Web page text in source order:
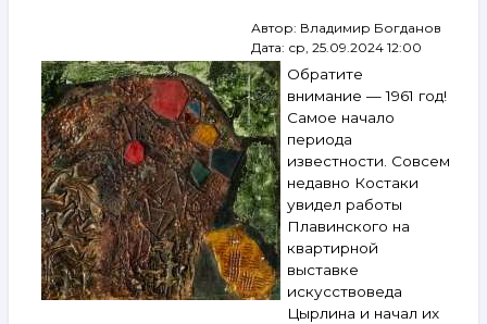
Купер,
Фонвизин
и другие.
6–
12 ноября
2024
Автор: Владимир Богданов
Дата: ср, 25.09.2024 12:00
Обратите
внимание — 1961 год!
Самое начало
периода
известности. Совсем
недавно Костаки
увидел работы
Плавинского на
квартирной
выставке
искусствоведа
Цырлина и начал их